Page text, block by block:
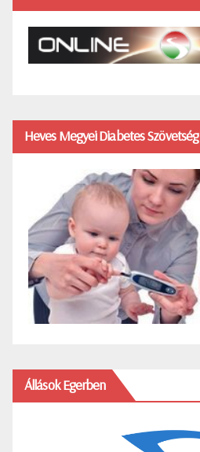
Heves Megyei Diabetes Szövetség
Állások Egerben